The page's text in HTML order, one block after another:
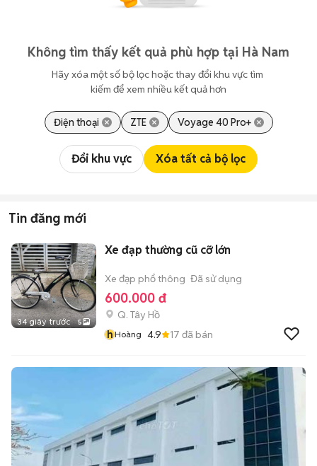
Không tìm thấy kết quả phù hợp tại Hà Nam
Hãy xóa một số bộ lọc hoặc thay đổi khu vực tìm
kiếm để xem nhiều kết quả hơn
Điện thoại ZTE Voyage 40 Pro+
Đổi khu vực Xóa tất cả bộ lọc
Tin đăng mới
34 giây trước 5
Xe đạp thường cũ cỡ lớn
Xe đạp phổ thông Đã sử dụng
600.000 đ
Q. Tây Hồ
hHoàng 4.9 17 đã bán